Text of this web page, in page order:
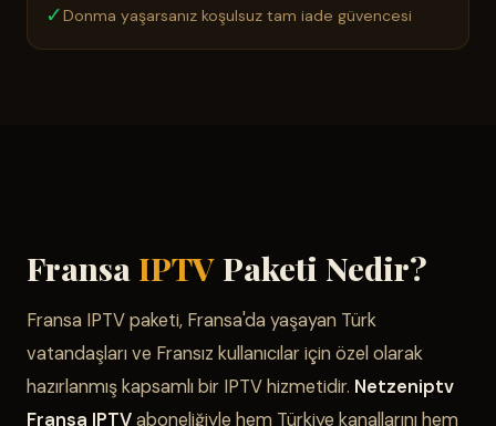
✓Donma yaşarsanız koşulsuz tam iade güvencesi
Fransa IPTV Paketi Nedir?
Fransa IPTV paketi, Fransa'da yaşayan Türk
vatandaşları ve Fransız kullanıcılar için özel olarak
hazırlanmış kapsamlı bir IPTV hizmetidir. Netzeniptv
Fransa IPTVaboneliğiyle hem Türkiye kanallarını hem